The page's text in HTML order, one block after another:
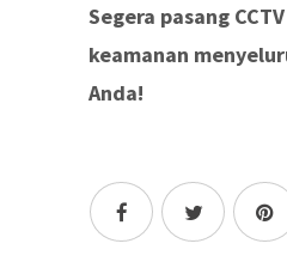
Segera pasang
keamanan
Anda!